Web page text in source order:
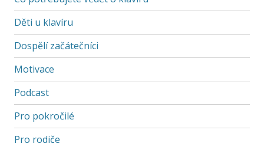
Děti u klavíru
Dospělí začátečníci
Motivace
Podcast
Pro pokročilé
Pro rodiče